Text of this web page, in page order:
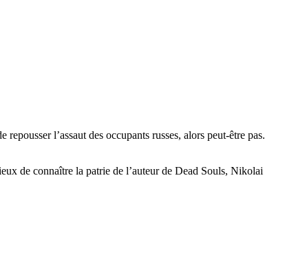
l’assaut des occupants russes, alors peut-être pas.
de connaître la patrie de l’auteur de Dead Souls, Nikolai